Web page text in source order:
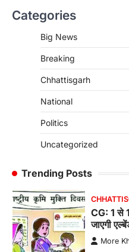
Categories
Big News
Breaking
Chhattisgarh
National
Politics
Uncategorized
Trending Posts
जशपुर जिले
CG:
बनाने की
CG: 1 से
जाएगी
More